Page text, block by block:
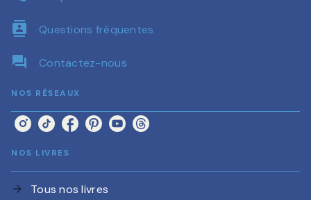
contacts Questions fréquentes
question_answer Contactez-nous
NOS RÉSEAUX
NOS LIVRES
arrow_forward Tous nos livres